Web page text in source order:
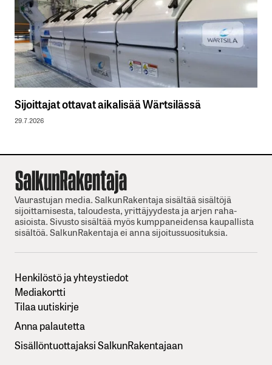
Sijoittajat ottavat aikalisää Wärtsilässä
29.7.2026
Vaurastujan media. SalkunRakentaja sisältää sisältöjä
sijoittamisesta, taloudesta, yrittäjyydesta ja arjen raha-
asioista. Sivusto sisältää myös kumppaneidensa kaupallista
sisältöä. SalkunRakentaja ei anna sijoitussuosituksia.
Henkilöstö ja yhteystiedot
Mediakortti
Tilaa uutiskirje
Anna palautetta
Sisällöntuottajaksi SalkunRakentajaan